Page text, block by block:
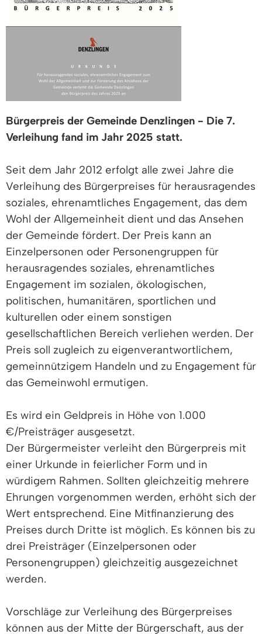
Bürgerpreis der Gemeinde Denzlingen - Die 7.
Verleihung fand im Jahr 2025 statt.
Seit dem Jahr 2012 erfolgt alle zwei Jahre die
Verleihung des Bürgerpreises für herausragendes
soziales, ehrenamtliches Engagement, das dem
Wohl der Allgemeinheit dient und das Ansehen
der Gemeinde fördert. Der Preis kann an
Einzelpersonen oder Personengruppen für
herausragendes soziales, ehrenamtliches
Engagement im sozialen, ökologischen,
politischen, humanitären, sportlichen und
kulturellen oder einem sonstigen
gesellschaftlichen Bereich verliehen werden. Der
Preis soll zugleich zu eigenverantwortlichem,
gemeinnützigem Handeln und zu Engagement für
das Gemeinwohl ermutigen.
Es wird ein Geldpreis in Höhe von 1.000
€/Preisträger ausgesetzt.
Der Bürgermeister verleiht den Bürgerpreis mit
einer Urkunde in feierlicher Form und in
würdigem Rahmen. Sollten gleichzeitig mehrere
Ehrungen vorgenommen werden, erhöht sich der
Wert entsprechend. Eine Mitfinanzierung des
Preises durch Dritte ist möglich. Es können bis zu
drei Preisträger (Einzelpersonen oder
Personengruppen) gleichzeitig ausgezeichnet
werden.
Vorschläge zur Verleihung des Bürgerpreises
können aus der Mitte der Bürgerschaft, aus der